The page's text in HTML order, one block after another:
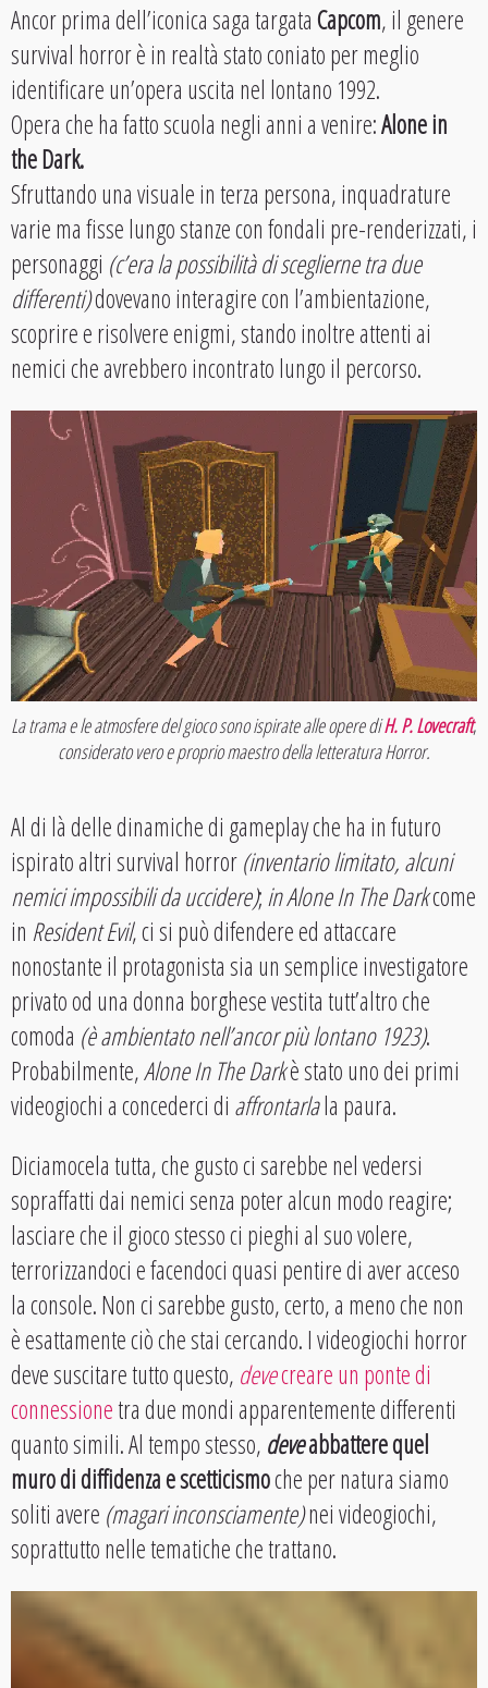
Ancor prima dell’iconica saga targataCapcom, il genere
survival horror è in realtà stato coniato per meglio
identificare un’opera uscita nel lontano 1992.
Opera che ha fatto scuola negli anni a venire:Alone in
the Dark.
Sfruttando una visuale in terza persona, inquadrature
varie ma fisse lungo stanze con fondali pre-renderizzati, i
personaggi (c’era la possibilità di sceglierne tra due
differenti)dovevano interagire con l’ambientazione,
scoprire e risolvere enigmi, stando inoltre attenti ai
nemici che avrebbero incontrato lungo il percorso.
La trama e le atmosfere del gioco sono ispirate alle opere diH. P. Lovecraft,
considerato vero e proprio maestro della letteratura Horror.
Al di là delle dinamiche di gameplay che ha in futuro
ispirato altri survival horror(inventario limitato, alcuni
nemici impossibili da uccidere);in Alone In The Darkcome
in Resident Evil, ci si può difendere ed attaccare
nonostante il protagonista sia un semplice investigatore
privato od una donna borghese vestita tutt’altro che
comoda (è ambientato nell’ancor più lontano 1923).
Probabilmente,Alone In The Darkè stato uno dei primi
videogiochi a concederci di affrontarlala paura.
Diciamocela tutta, che gusto ci sarebbe nel vedersi
sopraffatti dai nemici senza poter alcun modo reagire;
lasciare che il gioco stesso ci pieghi al suo volere,
terrorizzandoci e facendoci quasi pentire di aver acceso
la console. Non ci sarebbe gusto, certo, a meno che non
è esattamente ciò che stai cercando. I videogiochi horror
deve suscitare tutto questo, devecreare un ponte di
connessionetra due mondi apparentemente differenti
quanto simili. Al tempo stesso, deveabbattere quel
muro di diffidenza e scetticismoche per natura siamo
soliti avere (magari inconsciamente)nei videogiochi,
soprattutto nelle tematiche che trattano.